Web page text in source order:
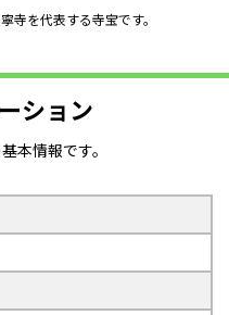
寺を代表する寺宝です。
ション
本情報です。